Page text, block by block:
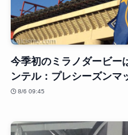
今季初のミラノダービー
ンテル：プレシーズンマ
8/6 09:45